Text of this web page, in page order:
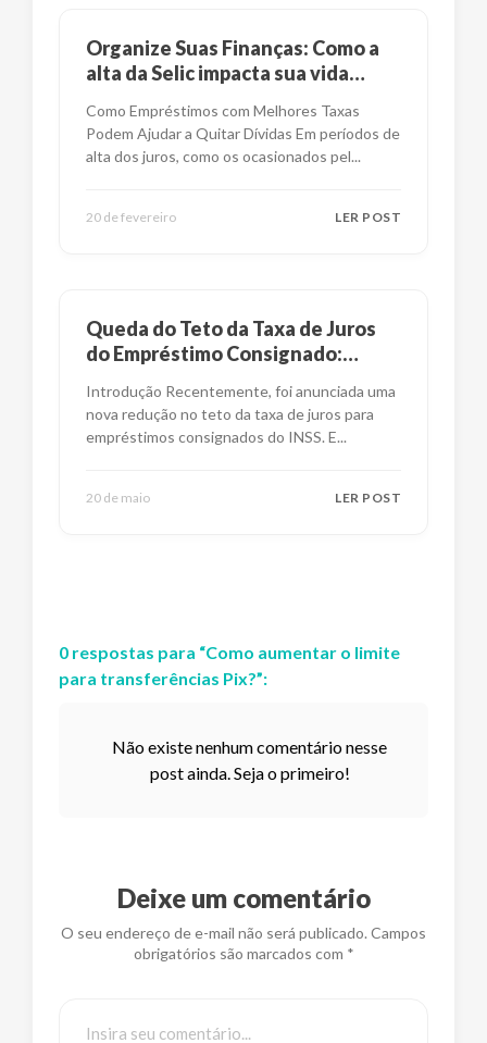
Organize Suas Finanças: Como a
alta da Selic impacta sua vida
Como Empréstimos com Melhores Taxas
Podem Ajudar a Quitar Dívidas Em períodos de
alta dos juros, como os ocasionados pel...
20 de fevereiro LER POST
Queda do Teto da Taxa de Juros
do Empréstimo Consignado:
Introdução Recentemente, foi anunciada uma
nova redução no teto da taxa de juros para
empréstimos consignados do INSS. E...
20 de maio LER POST
0 respostas para “Como aumentar o limite
para transferências Pix?”:
Não existe nenhum comentário nesse
post ainda. Seja o primeiro!
Deixe um comentário
O seu endereço de e-mail não será publicado. Campos
obrigatórios são marcados com *